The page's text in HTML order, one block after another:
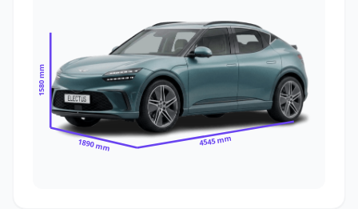
1580 mm
1890 mm 4545 mm